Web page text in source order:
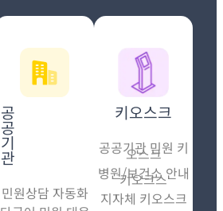
공
공
기
관
민원상담 자동화
키오스크
공공기관 민원 키
오스크
병원/보건소 안내
키오크스
지자체 키오스크